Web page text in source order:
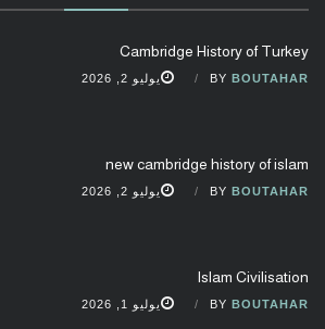
Cambridge History of Turkey
BY BOUTAHAR يوليو 2, 2026
new cambridge history of islam
BY BOUTAHAR يوليو 2, 2026
Islam Civilisation
BY BOUTAHAR يوليو 1, 2026